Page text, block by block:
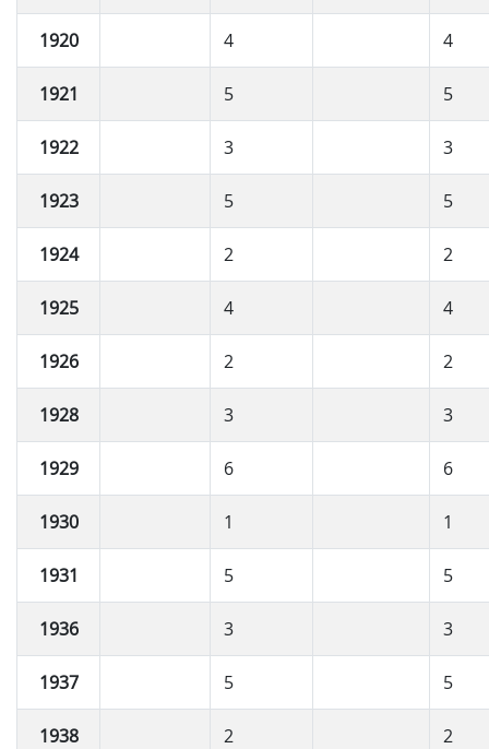
1920 4 4
1921 5 5
1922 3 3
1923 5 5
1924 2 2
1925 4 4
1926 2 2
1928 3 3
1929 6 6
1930 1 1
1931 5 5
1936 3 3
1937 5 5
1938 2 2